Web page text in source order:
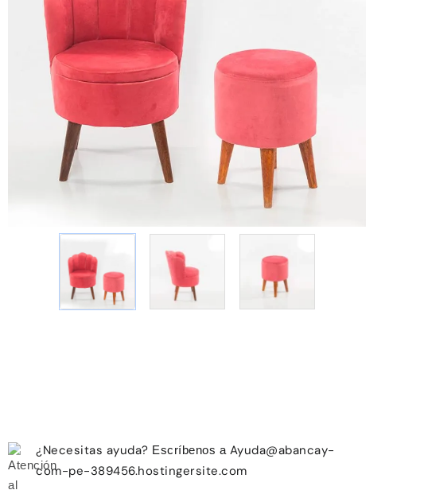
¿Necesitas ayuda? Escríbenos a Ayuda@abancay-
com-pe-389456.hostingersite.com